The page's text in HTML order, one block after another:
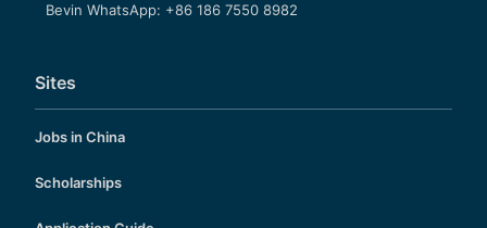
Bevin WhatsApp: +86 186 7550 8982
Sites
Jobs in China
Scholarships